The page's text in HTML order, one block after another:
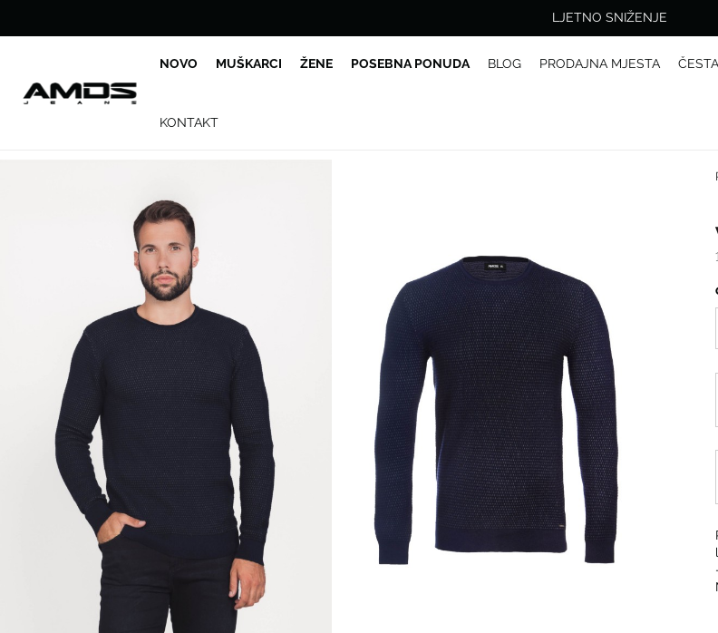
LJETNO SNIŽENJE
NOVO MUŠKARCI ŽENE POSEBNA PONUDA BLOG PRODAJNA MJESTA
KONTAKT